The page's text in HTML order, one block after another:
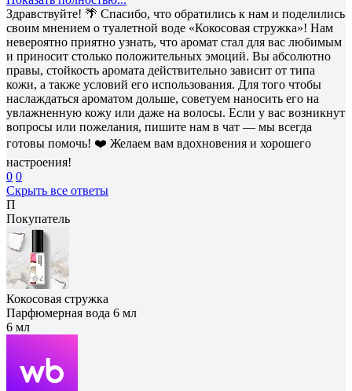
Здравствуйте! 🌴 Спасибо, что обратились к нам и поделились
своим мнением о туалетной воде «Кокосовая стружка»! Нам
невероятно приятно узнать, что аромат стал для вас любимым
и приносит столько положительных эмоций. Вы абсолютно
правы, стойкость аромата действительно зависит от типа
кожи, а также условий его использования. Для того чтобы
наслаждаться ароматом дольше, советуем наносить его на
увлажненную кожу или даже на волосы. Если у вас возникнут
вопросы или пожелания, пишите нам в чат — мы всегда
готовы помочь! ❤️ Желаем вам вдохновения и хорошего
настроения!
0 0
Скрыть все ответы
П
Покупатель
Кокосовая стружка
Парфюмерная вода 6 мл
6 мл